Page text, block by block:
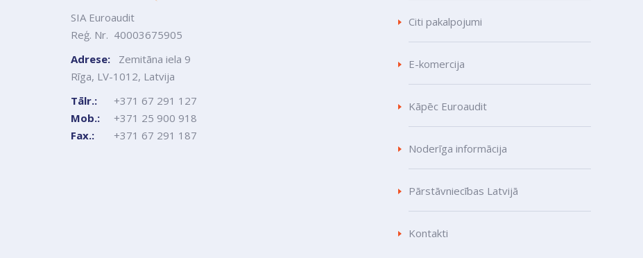
SIA Euroaudit
Reģ. Nr. 40003675905
Adrese: Zemitāna iela 9
Rīga, LV-1012, Latvija
Tālr.: +371 67 291 127
Mob.: +371 25 900 918
Fax.: +371 67 291 187
Citi pakalpojumi
E-komercija
Kāpēc Euroaudit
Noderīga informācija
Pārstāvniecības Latvijā
Kontakti